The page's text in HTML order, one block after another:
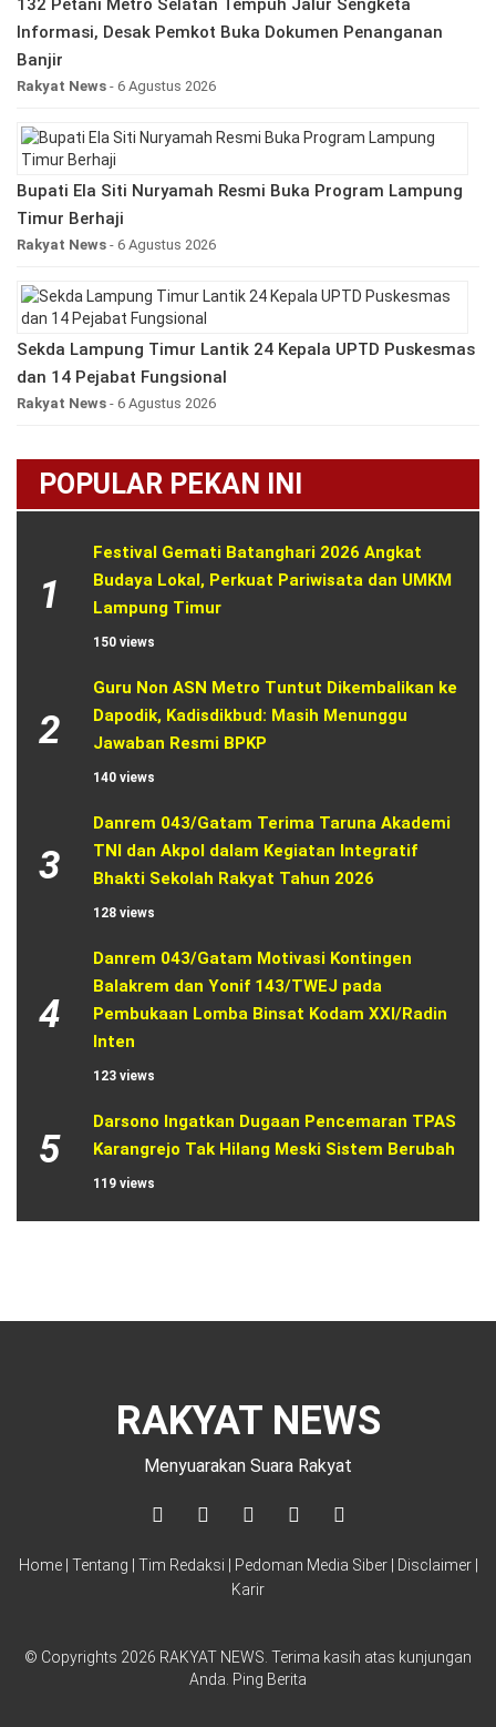
132 Petani Metro Selatan Tempuh Jalur Sengketa
Informasi, Desak Pemkot Buka Dokumen Penanganan
Banjir
Rakyat News - 6 Agustus 2026
Bupati Ela Siti Nuryamah Resmi Buka Program Lampung
Timur Berhaji
Rakyat News - 6 Agustus 2026
Sekda Lampung Timur Lantik 24 Kepala UPTD Puskesmas
dan 14 Pejabat Fungsional
Rakyat News - 6 Agustus 2026
POPULAR PEKAN INI
1
Festival Gemati Batanghari 2026 Angkat
Budaya Lokal, Perkuat Pariwisata dan UMKM
Lampung Timur
150 views
2
Guru Non ASN Metro Tuntut Dikembalikan ke
Dapodik, Kadisdikbud: Masih Menunggu
Jawaban Resmi BPKP
140 views
3
Danrem 043/Gatam Terima Taruna Akademi
TNI dan Akpol dalam Kegiatan Integratif
Bhakti Sekolah Rakyat Tahun 2026
128 views
4
Danrem 043/Gatam Motivasi Kontingen
Balakrem dan Yonif 143/TWEJ pada
Pembukaan Lomba Binsat Kodam XXI/Radin
Inten
123 views
5
Darsono Ingatkan Dugaan Pencemaran TPAS
Karangrejo Tak Hilang Meski Sistem Berubah
119 views
RAKYAT NEWS
Menyuarakan Suara Rakyat
Home| Tentang Tim Redaksi Pedoman Media Siber| Disclaimer|
Karir
© Copyrights 2026 RAKYAT NEWS. Terima kasih atas kunjungan
Anda Ping Berita